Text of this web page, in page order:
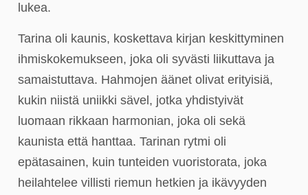
lukea.
Tarina oli kaunis, koskettava kirjan keskittyminen
ihmiskokemukseen, joka oli syvästi liikuttava ja
samaistuttava. Hahmojen äänet olivat erityisiä,
kukin niistä uniikki sävel, jotka yhdistyivät
luomaan rikkaan harmonian, joka oli sekä
kaunista että hanttaa. Tarinan rytmi oli
epätasainen, kuin tunteiden vuoristorata, joka
heilahtelee villisti riemun hetkien ja ikävyyden